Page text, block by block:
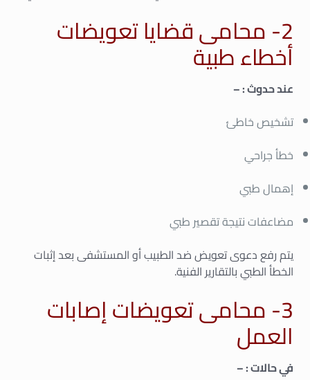
2- محامى قضايا تعويضات
أخطاء طبية
عند حدوث : –
تشخيص خاطئ
خطأ جراحي
إهمال طبي
مضاعفات نتيجة تقصير طبي
يتم رفع دعوى تعويض ضد الطبيب أو المستشفى بعد إثبات
الخطأ الطبي بالتقارير الفنية.
3- محامى تعويضات إصابات
العمل
في حالات : –